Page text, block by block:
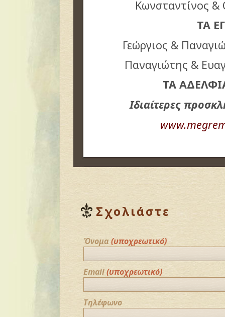
Κωνσταντίνος
ΤΑ
Γεώργιος &
Παναγιώτης &
ΤΑ
Ιδιαίτερες
Σχολιάστε
Όνομα (υποχρεωτικό)
Email(υποχρεωτικό)
Τηλέφωνο